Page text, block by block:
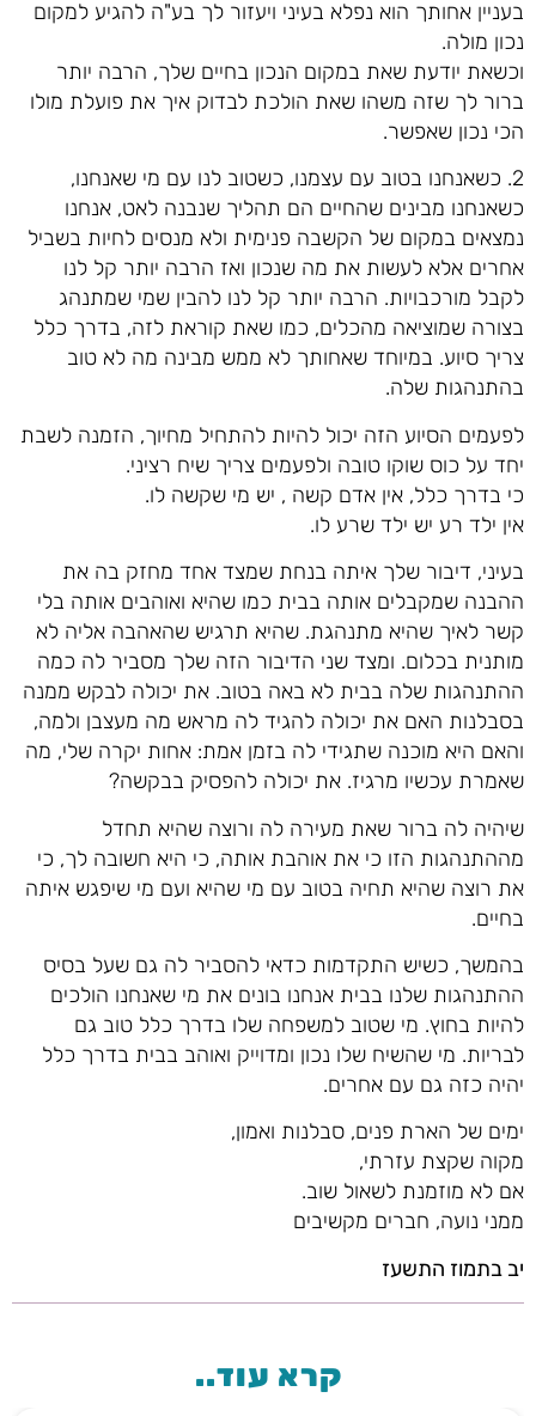
בעניין אחותך הוא נפלא בעיני ויעזור לך בע"ה להגיע למקום
נכון מולה.
וכשאת יודעת שאת במקום הנכון בחיים שלך, הרבה יותר
ברור לך שזה משהו שאת הולכת לבדוק איך את פועלת מולו
הכי נכון שאפשר.
2. כשאנחנו בטוב עם עצמנו, כשטוב לנו עם מי שאנחנו,
כשאנחנו מבינים שהחיים הם תהליך שנבנה לאט, אנחנו
נמצאים במקום של הקשבה פנימית ולא מנסים לחיות בשביל
אחרים אלא לעשות את מה שנכון ואז הרבה יותר קל לנו
לקבל מורכבויות. הרבה יותר קל לנו להבין שמי שמתנהג
בצורה שמוציאה מהכלים, כמו שאת קוראת לזה, בדרך כלל
צריך סיוע. במיוחד שאחותך לא ממש מבינה מה לא טוב
בהתנהגות שלה.
לפעמים הסיוע הזה יכול להיות להתחיל מחיוך, הזמנה לשבת
יחד על כוס שוקו טובה ולפעמים צריך שיח רציני.
כי בדרך כלל, אין אדם קשה , יש מי שקשה לו.
אין ילד רע יש ילד שרע לו.
בעיני, דיבור שלך איתה בנחת שמצד אחד מחזק בה את
ההבנה שמקבלים אותה בבית כמו שהיא ואוהבים אותה בלי
קשר לאיך שהיא מתנהגת. שהיא תרגיש שהאהבה אליה לא
מותנית בכלום. ומצד שני הדיבור הזה שלך מסביר לה כמה
ההתנהגות שלה בבית לא באה בטוב. את יכולה לבקש ממנה
בסבלנות האם את יכולה להגיד לה מראש מה מעצבן ולמה,
והאם היא מוכנה שתגידי לה בזמן אמת: אחות יקרה שלי, מה
שאמרת עכשיו מרגיז. את יכולה להפסיק בבקשה?
שיהיה לה ברור שאת מעירה לה ורוצה שהיא תחדל
מההתנהגות הזו כי את אוהבת אותה, כי היא חשובה לך, כי
את רוצה שהיא תחיה בטוב עם מי שהיא ועם מי שיפגש איתה
בחיים.
בהמשך, כשיש התקדמות כדאי להסביר לה גם שעל בסיס
ההתנהגות שלנו בבית אנחנו בונים את מי שאנחנו הולכים
להיות בחוץ. מי שטוב למשפחה שלו בדרך כלל טוב גם
לבריות. מי שהשיח שלו נכון ומדוייק ואוהב בבית בדרך כלל
יהיה כזה גם עם אחרים.
ימים של הארת פנים, סבלנות ואמון,
מקוה שקצת עזרתי,
אם לא מוזמנת לשאול שוב.
ממני נועה, חברים מקשיבים
יב בתמוז התשעז
קרא עוד..